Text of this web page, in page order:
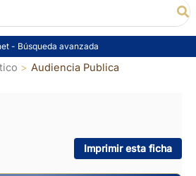
- Búsqueda avanzada
Audiencia Publica
Imprimir esta ficha